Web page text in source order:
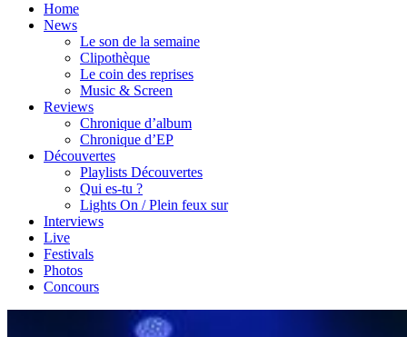
Home
News
Le son de la semaine
Clipothèque
Le coin des reprises
Music & Screen
Reviews
Chronique d’album
Chronique d’EP
Découvertes
Playlists Découvertes
Qui es-tu ?
Lights On / Plein feux sur
Interviews
Live
Festivals
Photos
Concours